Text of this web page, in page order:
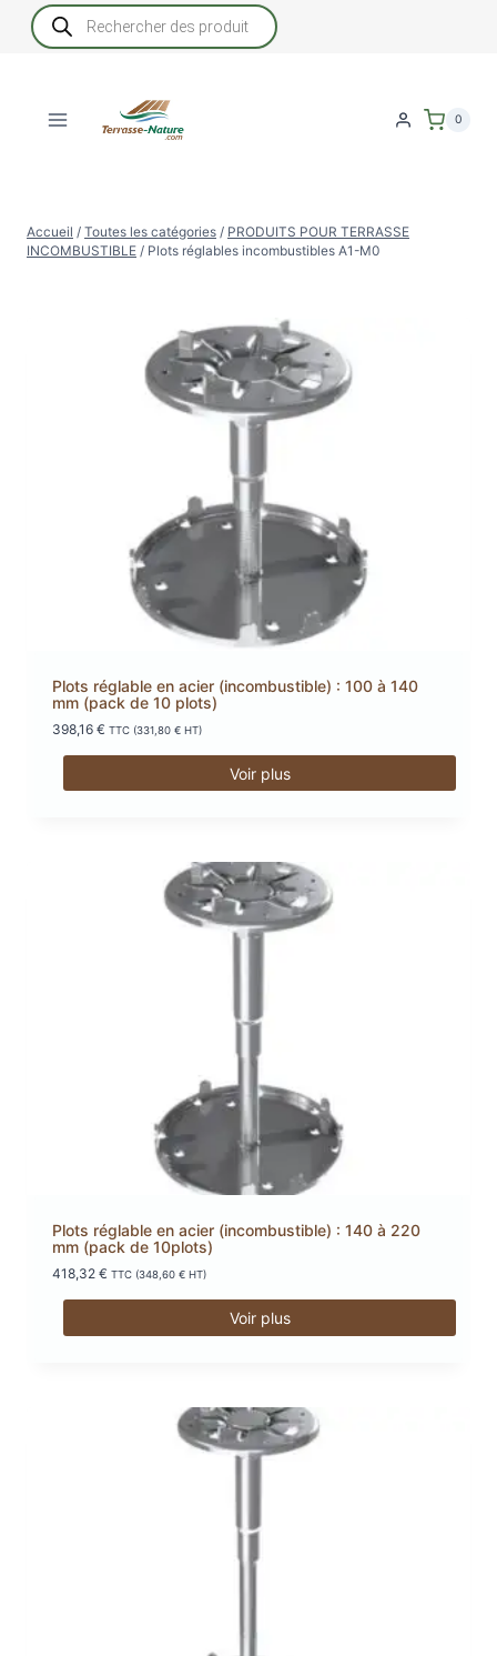
Recherche
de
produits
0
Accueil / Toutes les catégories / PRODUITS POUR TERRASSE
INCOMBUSTIBLE / Plots réglables incombustibles A1-M0
Plots réglable en acier (incombustible) : 100 à 140
mm (pack de 10 plots)
398,16 € TTC (331,80 € HT)
Voir plus
Plots réglable en acier (incombustible) : 140 à 220
mm (pack de 10plots)
418,32 € TTC (348,60 € HT)
Voir plus